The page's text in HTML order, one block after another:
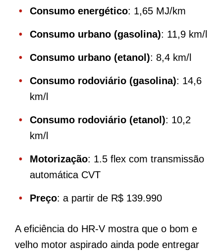
Consumo energético: 1,65 MJ/km
Consumo urbano (gasolina): 11,9 km/l
Consumo urbano (etanol): 8,4 km/l
Consumo rodoviário (gasolina): 14,6
km/l
Consumo rodoviário (etanol): 10,2
km/l
Motorização: 1.5 flex com transmissão
automática CVT
Preço: a partir de R$ 139.990
A eficiência do HR-V mostra que o bom e
velho motor aspirado ainda pode entregar